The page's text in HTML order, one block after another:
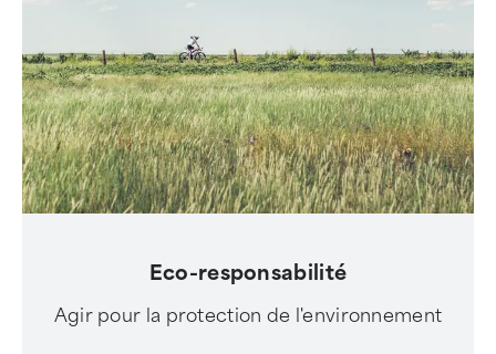
Eco-responsabilité
Agir pour la protection de l'environnement